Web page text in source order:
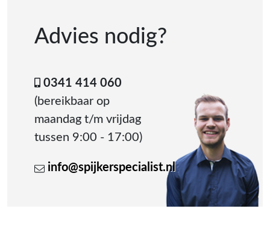
Advies nodig?
0341 414 060
(bereikbaar op
maandag t/m vrijdag
tussen 9:00 - 17:00)
info@spijkerspecialist.nl